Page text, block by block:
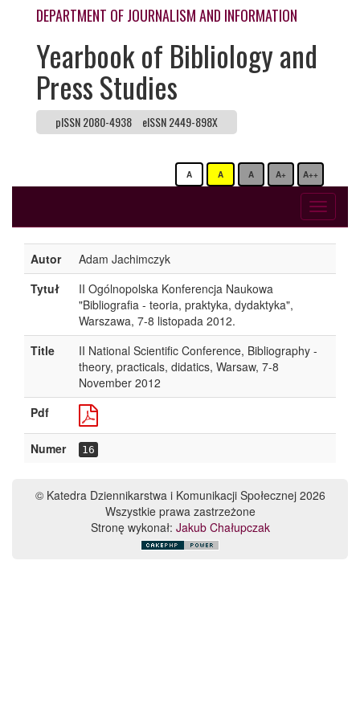
DEPARTMENT OF JOURNALISM AND INFORMATION
Yearbook of Bibliology and
Press Studies
pISSN 2080-4938 eISSN 2449-898X
A A A A+ A++
Toggle
Autor
Adam Jachimczyk
Tytuł
II Ogólnopolska Konferencja Naukowa
"Bibliografia - teoria, praktyka, dydaktyka",
Warszawa, 7-8 listopada 2012.
Title
II National Scientific Conference, Bibliography -
theory, practicals, didatics, Warsaw, 7-8
November 2012
Pdf
Numer 16
© Katedra Dziennikarstwa i Komunikacji Społecznej 2026
Wszystkie prawa zastrzeżone
Stronę wykonał: Jakub Chałupczak